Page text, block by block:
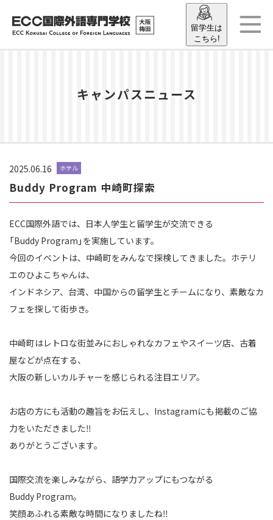
留学生は
こちら!
キャンパスニュース
2025.06.16 ホテル
Buddy Program 中崎町探索
ECC国際外語では、日本人学生と留学生が交流できる
「Buddy Program」を実施しています。
今回のイベントは、中崎町をみんなで探検してきました。ホテリ
エのひよこちゃんは、
インドネシア、台湾、中国からの留学生とチームになり、素敵なカ
フェを探して街歩き。
中崎町はレトロな街並みにおしゃれなカフェやスイーツ店、古着
屋などが点在する、
大阪の新しいカルチャーを感じられる注目エリア。
お店の方にも活動の趣旨をお伝えし、Instagramにも掲載のご協
力をいただきました‼️
ありがとうございます。
国際交流を楽しみながら、語学力アップにもつながる
Buddy Program。
笑顔あふれる素敵な時間になりましたね‼️